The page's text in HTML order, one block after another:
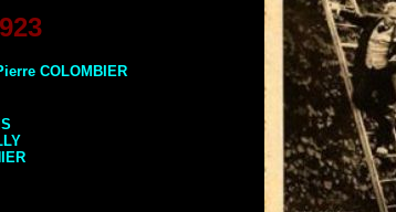
COLOMBIER